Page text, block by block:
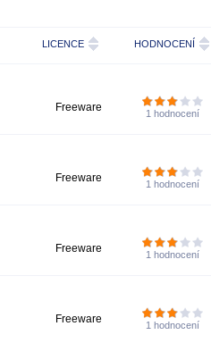
LICENCE HODNOCENÍ
Freeware 1 hodnocení
Freeware 1 hodnocení
Freeware 1 hodnocení
Freeware 1 hodnocení